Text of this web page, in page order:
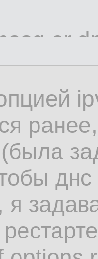
or
use
я